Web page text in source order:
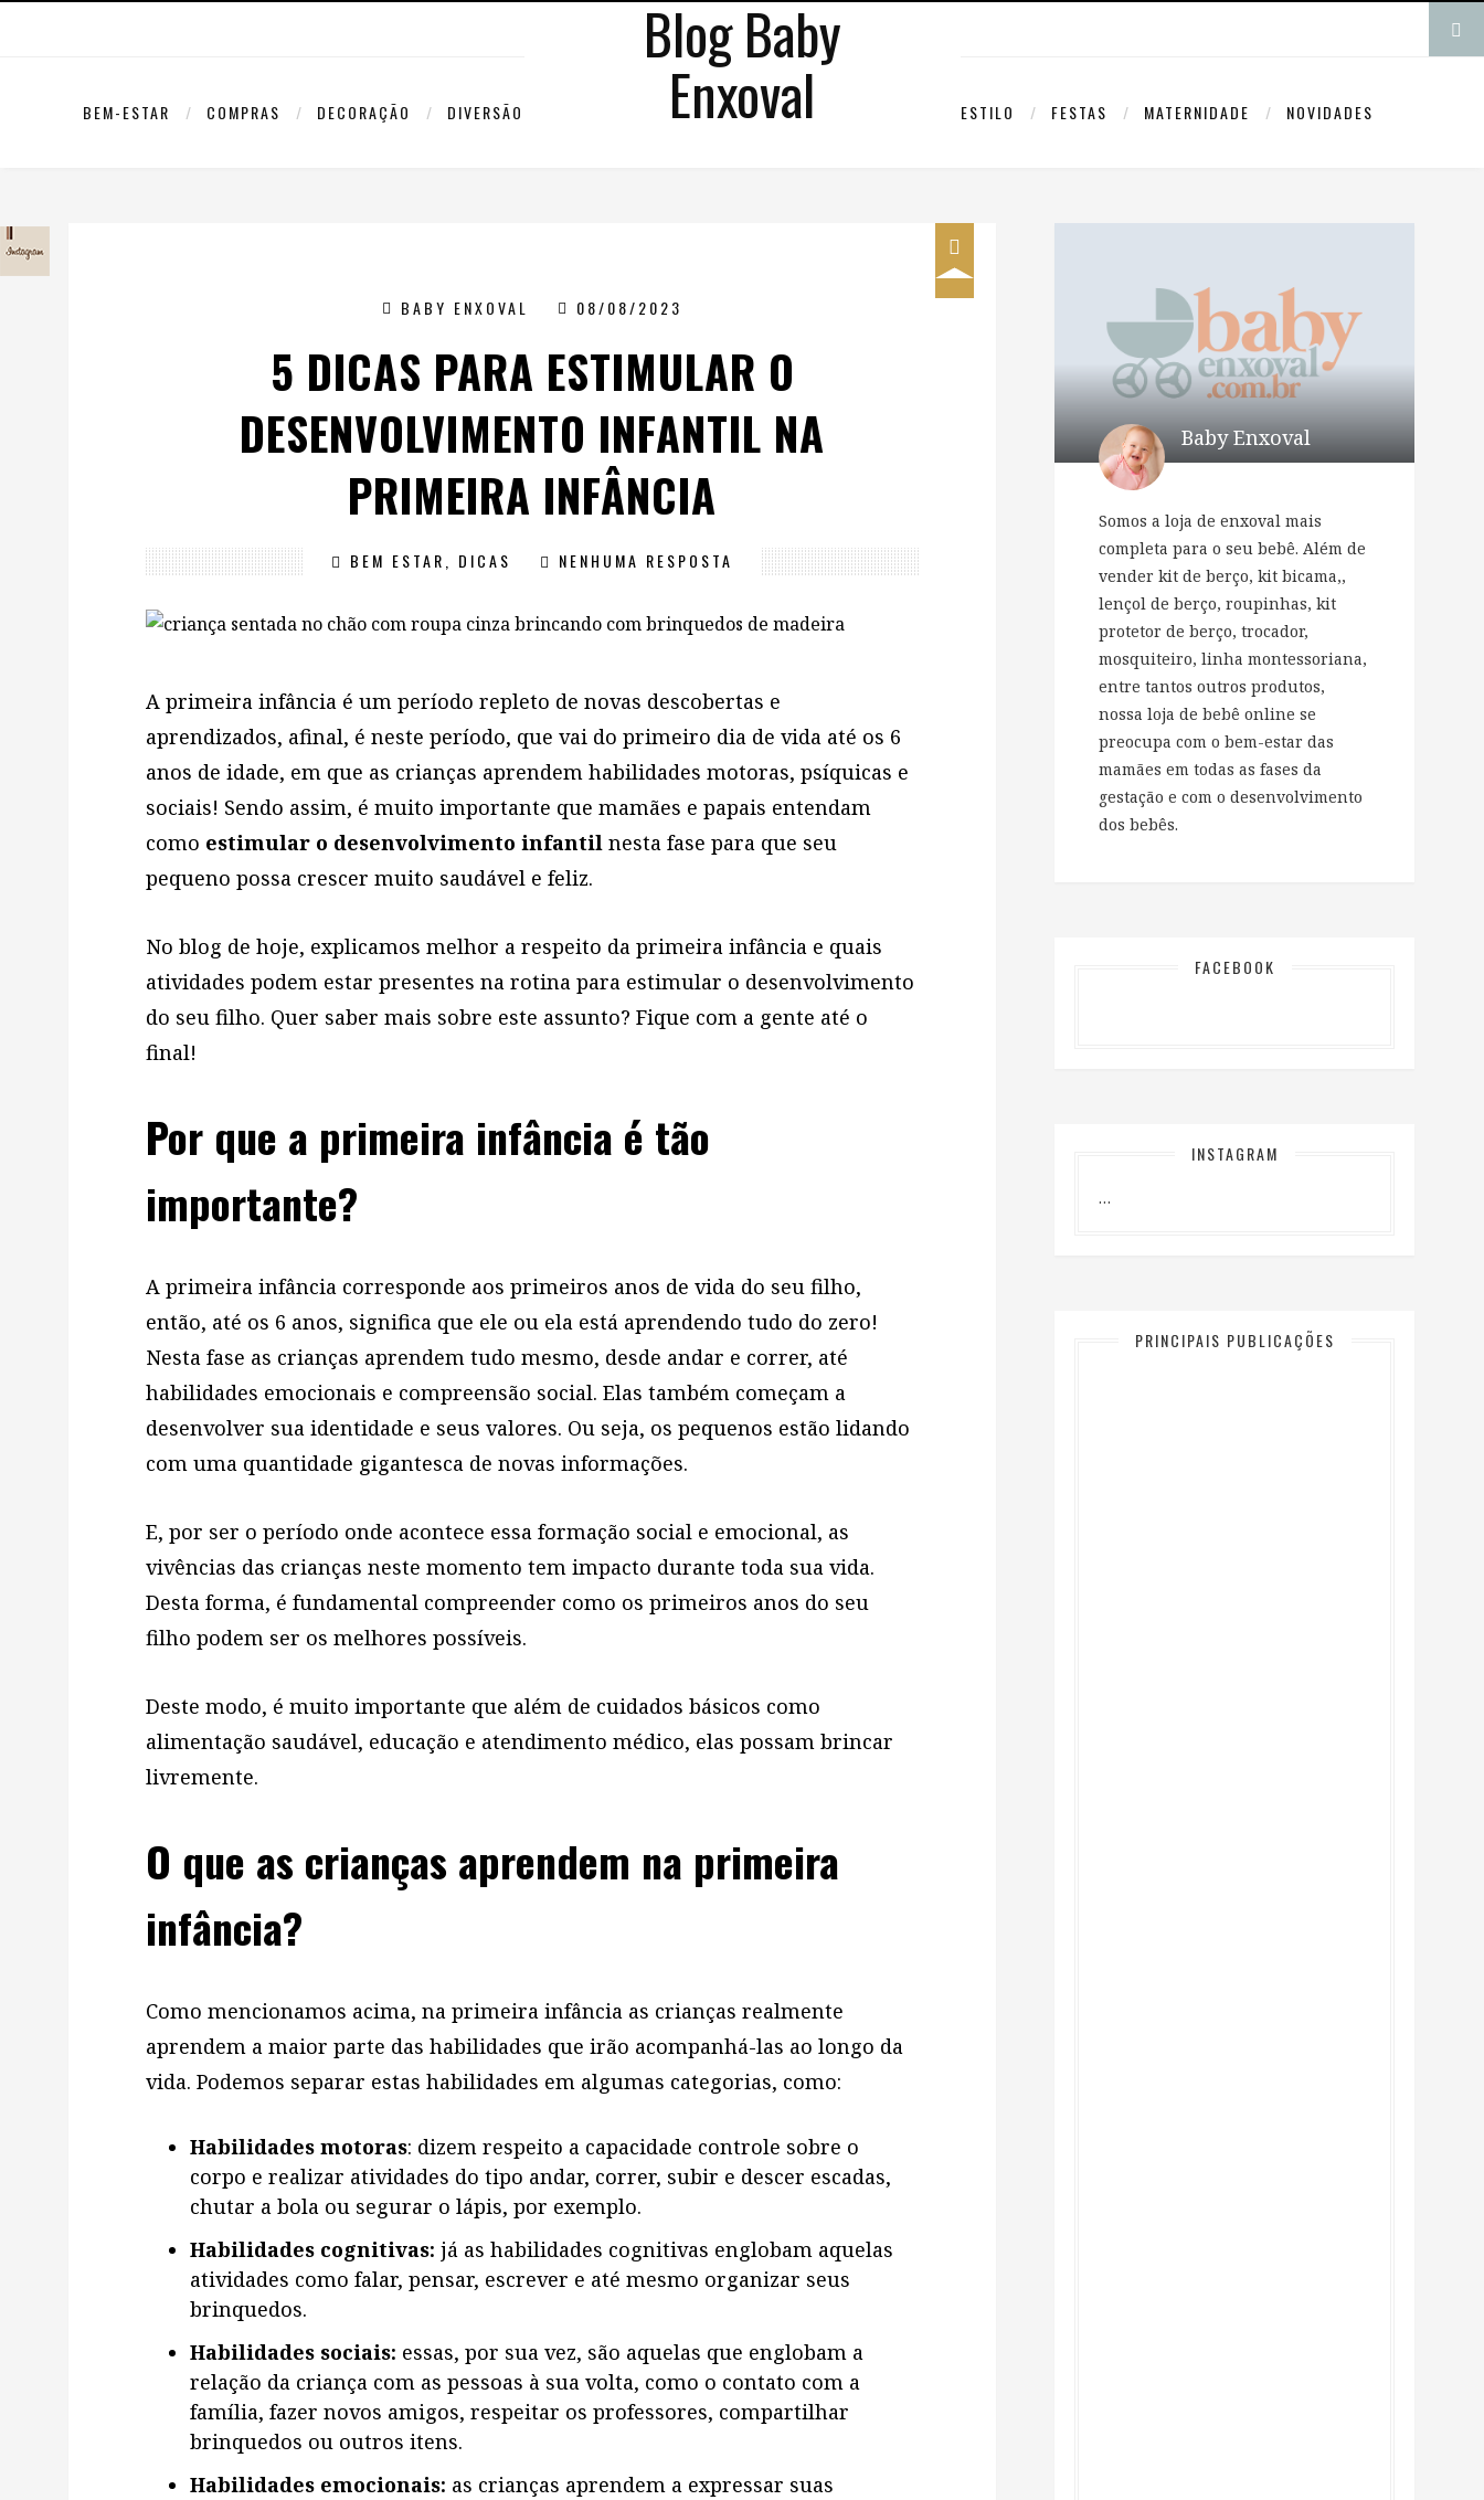
Blog Baby
Enxoval
BEM-ESTAR COMPRAS DECORAÇÃO DIVERSÃO ESTILO FESTAS MATERNIDADE NOVIDADES
BABY ENXOVAL 08/08/2023
5 DICAS PARA ESTIMULAR O
DESENVOLVIMENTO INFANTIL NA
PRIMEIRA INFÂNCIA
BEM ESTAR DICAS NENHUMA RESPOSTA
A primeira infância é um período repleto de novas descobertas e
aprendizados, afinal, é neste período, que vai do primeiro dia de vida até os 6
anos de idade, em que as crianças aprendem habilidades motoras, psíquicas e
sociais! Sendo assim, é muito importante que mamães e papais entendam
como estimular o desenvolvimento infantil nesta fase para que seu
pequeno possa crescer muito saudável e feliz.
No blog de hoje, explicamos melhor a respeito da primeira infância e quais
atividades podem estar presentes na rotina para estimular o desenvolvimento
do seu filho. Quer saber mais sobre este assunto? Fique com a gente até o
final!
Por que a primeira infância é tão
importante?
A primeira infância corresponde aos primeiros anos de vida do seu filho,
então, até os 6 anos, significa que ele ou ela está aprendendo tudo do zero!
Nesta fase as crianças aprendem tudo mesmo, desde andar e correr, até
habilidades emocionais e compreensão social. Elas também começam a
desenvolver sua identidade e seus valores. Ou seja, os pequenos estão lidando
com uma quantidade gigantesca de novas informações.
E, por ser o período onde acontece essa formação social e emocional, as
vivências das crianças neste momento tem impacto durante toda sua vida.
Desta forma, é fundamental compreender como os primeiros anos do seu
filho podem ser os melhores possíveis.
Deste modo, é muito importante que além de cuidados básicos como
alimentação saudável, educação e atendimento médico, elas possam brincar
livremente.
O que as crianças aprendem na primeira
infância?
Como mencionamos acima, na primeira infância as crianças realmente
aprendem a maior parte das habilidades que irão acompanhá-las ao longo da
vida. Podemos separar estas habilidades em algumas categorias, como:
Habilidades motoras: dizem respeito a capacidade controle sobre o
corpo e realizar atividades do tipo andar, correr, subir e descer escadas,
chutar a bola ou segurar o lápis, por exemplo.
Habilidades cognitivas: já as habilidades cognitivas englobam aquelas
atividades como falar, pensar, escrever e até mesmo organizar seus
brinquedos.
Habilidades sociais: essas, por sua vez, são aquelas que englobam a
relação da criança com as pessoas à sua volta, como o contato com a
família, fazer novos amigos, respeitar os professores, compartilhar
brinquedos ou outros itens.
Habilidades emocionais: as crianças aprendem a expressar suas
Baby Enxoval
Somos a loja de enxoval mais
completa para o seu bebê. Além de
vender kit de berço, kit bicama,,
lençol de berço, roupinhas, kit
protetor de berço, trocador,
mosquiteiro, linha montessoriana,
entre tantos outros produtos,
nossa loja de bebê online se
preocupa com o bem-estar das
mamães em todas as fases da
gestação e com o desenvolvimento
dos bebês.
FACEBOOK
INSTAGRAM
…
PRINCIPAIS PUBLICAÇÕES
Como organizar a cômoda de be...
Frio exige cuidado: veja como ...
Como organizar a cômoda de be...